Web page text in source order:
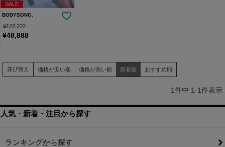
SALE
BODYSONG.
¥122,222
¥48,888
並び替え 価格が安い順 価格が高い順 新着順 おすすめ順
1件中 1-1件表示
人気・新着・注目から探す
ランキングから探す